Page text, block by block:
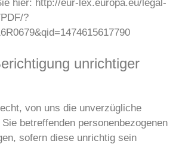
hier: http://eur-lex.europa.eu/legal-
?
unrichtiger
von uns die unverzügliche
betreffenden personenbezogenen
sofern diese unrichtig sein